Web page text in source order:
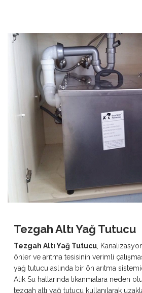
Tezgah Altı Yağ Tutucu
Tezgah Altı Yağ Tutucu, Kanalizasyon
önler ve arıtma tesisinin verimli
yağ tutucu aslında bir ön arıtma
Atık Su hatlarında tıkanmalara neden
tezgah altı yağ tutucu kullanılarak